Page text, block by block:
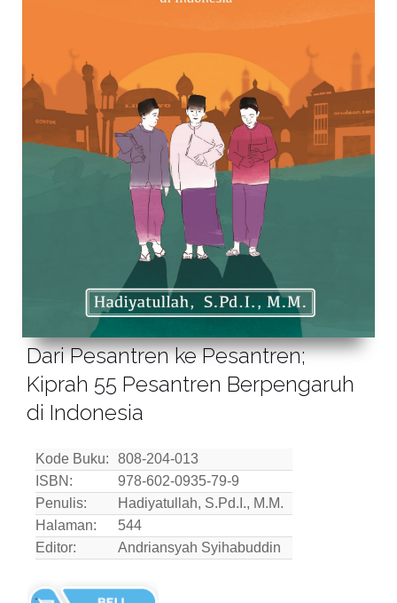
Dari Pesantren ke Pesantren;
Kiprah 55 Pesantren Berpengaruh
di Indonesia
Kode Buku:
808-204-013
ISBN:
978-602-0935-79-9
Penulis:
Hadiyatullah, S.Pd.I., M.M.
Halaman:
544
Editor:
Andriansyah Syihabuddin